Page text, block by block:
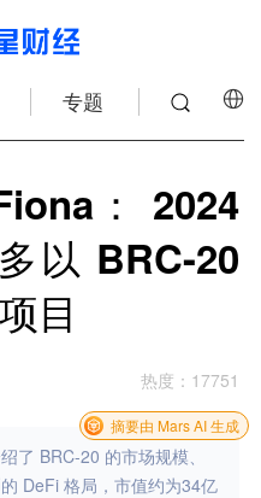
专题
： 2024
以 BRC-20
目
热度 ： 17751
了 BRC-20 的市场规模、
DeFi 格局，市值约为34亿
摘要由 Mars AI 生成